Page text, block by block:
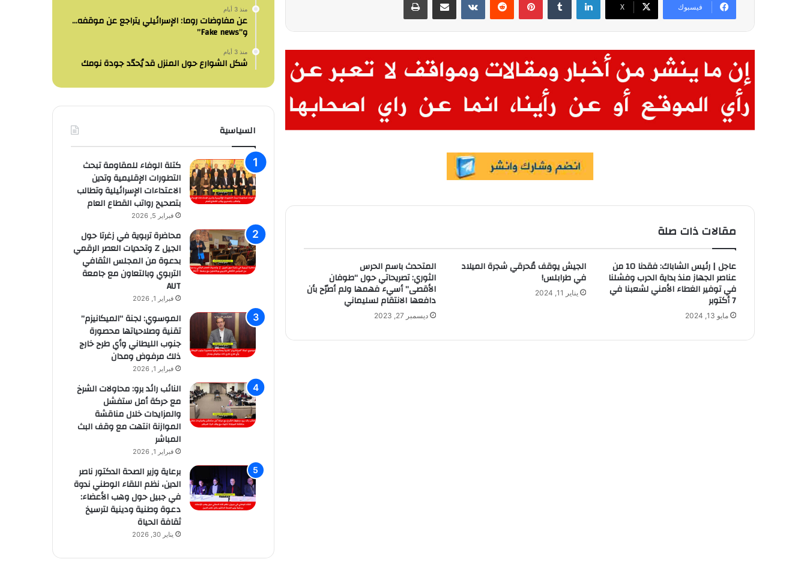
فيسبوك X
مقالات ذات صلة
عاجل | رئيس الشاباك: فقدنا 10 من
عناصر الجهاز منذ بداية الحرب وفشلنا
في توفير الغطاء الأمني لشعبنا في
7 أكتوبر
مايو 13, 2024
الجيش يوقف مُحرقي شجرة الميلاد
في طرابلس!
يناير 11, 2024
المتحدث باسم الحرس
الثوري: تصريحاتي حول “طوفان
الأقصى” أسيء فهمها ولم أصرّح بأن
دافعها الانتقام لسليماني
ديسمبر 27, 2023
منذ 3 أيام
عن مفاوضات روما: الإسرائيلي يتراجع عن موقفه…
و”Fake news”
منذ 3 أيام
شكل الشوارع حول المنزل قد يُحدّد جودة نومك
السياسية
كتلة الوفاء للمقاومة تبحث
التطورات الإقليمية وتدين
الاعتداءات الإسرائيلية وتطالب
بتصحيح رواتب القطاع العام
فبراير 5, 2026
محاضرة تربوية في زغرتا حول
الجيل Z وتحديات العصر الرقمي
بدعوة من المجلس الثقافي
التربوي وبالتعاون مع جامعة
AUT
فبراير 1, 2026
الموسوي: لجنة “الميكانيزم”
تقنية وصلاحياتها محصورة
جنوب الليطاني وأي طرح خارج
ذلك مرفوض ومدان
فبراير 1, 2026
النائب رائد برو: محاولات الشرخ
مع حركة أمل ستفشل
والمزايدات خلال مناقشة
الموازنة انتهت مع وقف البث
المباشر
فبراير 1, 2026
برعاية وزير الصحة الدكتور ناصر
الدين، نظم اللقاء الوطني ندوة
في جبيل حول وهب الأعضاء:
دعوة وطنية ودينية لترسيخ
ثقافة الحياة
يناير 30, 2026